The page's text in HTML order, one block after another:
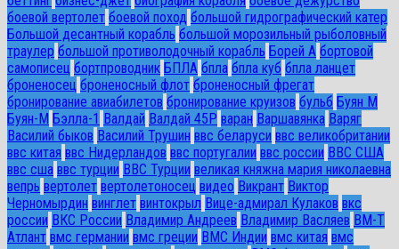
боевой вертолет боевой поход большой гидрографический катер
Большой десантный корабль большой морозильный рыболовный
траулер большой противолодочный корабль Борей А бортовой
самописец бортпроводник БПЛА бпла бпла куб бпла ланцет
броненосец броненосный флот броненосный фрегат
бронирование авиабилетов бронирование круизов бульб Буян М
Буян-М Бэлла-1 Валдай Валдай 45Р варан Варшавянка Варяг
Василий быков Василий Трушин ввс беларуси ввс великобритании
ввс китая ввс Нидерландов ввс португалии ввс россии ВВС США
ввс сша ввс турции ВВС Турции великая княжна мария николаевна
вепрь вертолет вертолетоносец видео Викрант Виктор
Черномырдин винглет винтокрыл Вице-адмирал Кулаков вкс
россии ВКС России Владимир Андреев Владимир Васляев ВМ-Т
Атлант вмс германии вмс греции ВМС Индии вмс китая вмс